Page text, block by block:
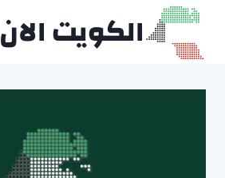
التجاوز
المحتوى
الكويت الان